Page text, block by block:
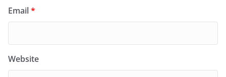
Email*
Website